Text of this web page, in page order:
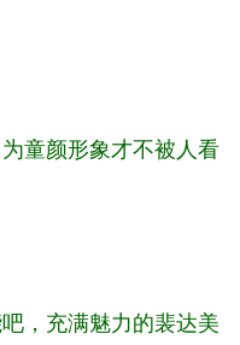
童颜形象才不被人看
，充满魅力的裴达美